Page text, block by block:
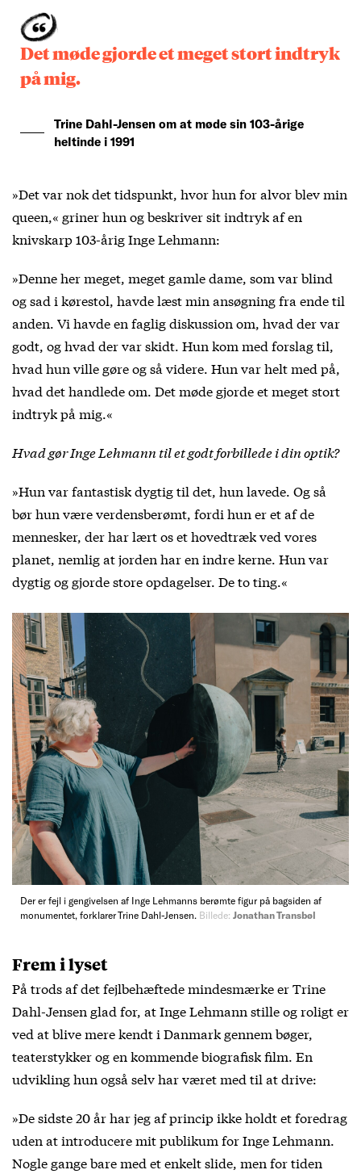
Det møde gjorde et meget stort indtryk
på mig.
Trine Dahl-Jensen om at møde sin 103-årige
heltinde i 1991
»Det var nok det tidspunkt, hvor hun for alvor blev min
queen,« griner hun og beskriver sit indtryk af en
knivskarp 103-årig Inge Lehmann:
»Denne her meget, meget gamle dame, som var blind
og sad i kørestol, havde læst min ansøgning fra ende til
anden. Vi havde en faglig diskussion om, hvad der var
godt, og hvad der var skidt. Hun kom med forslag til,
hvad hun ville gøre og så videre. Hun var helt med på,
hvad det handlede om. Det møde gjorde et meget stort
indtryk på mig.«
Hvad gør Inge Lehmann til et godt forbillede i din optik?
»Hun var fantastisk dygtig til det, hun lavede. Og så
bør hun være verdensberømt, fordi hun er et af de
mennesker, der har lært os et hovedtræk ved vores
planet, nemlig at jorden har en indre kerne. Hun var
dygtig og gjorde store opdagelser. De to ting.«
Der er fejl i gengivelsen af Inge Lehmanns berømte figur på bagsiden af
monumentet, forklarer Trine Dahl-Jensen. Billede: Jonathan Transbøl
Frem i lyset
På trods af det fejlbehæftede mindesmærke er Trine
Dahl-Jensen glad for, at Inge Lehmann stille og roligt er
ved at blive mere kendt i Danmark gennem bøger,
teaterstykker og en kommende biografisk film. En
udvikling hun også selv har været med til at drive:
»De sidste 20 år har jeg af princip ikke holdt et foredrag
uden at introducere mit publikum for Inge Lehmann.
Nogle gange bare med et enkelt slide, men for tiden